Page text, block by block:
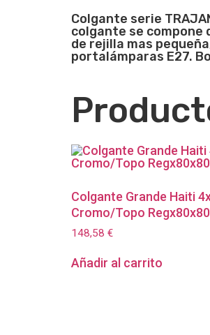
Colgante serie
colgante se
de rejilla mas
portalámparas E27.
Colgante Grande Haiti
Cromo/Topo
148,58 €
Añadir al carrito